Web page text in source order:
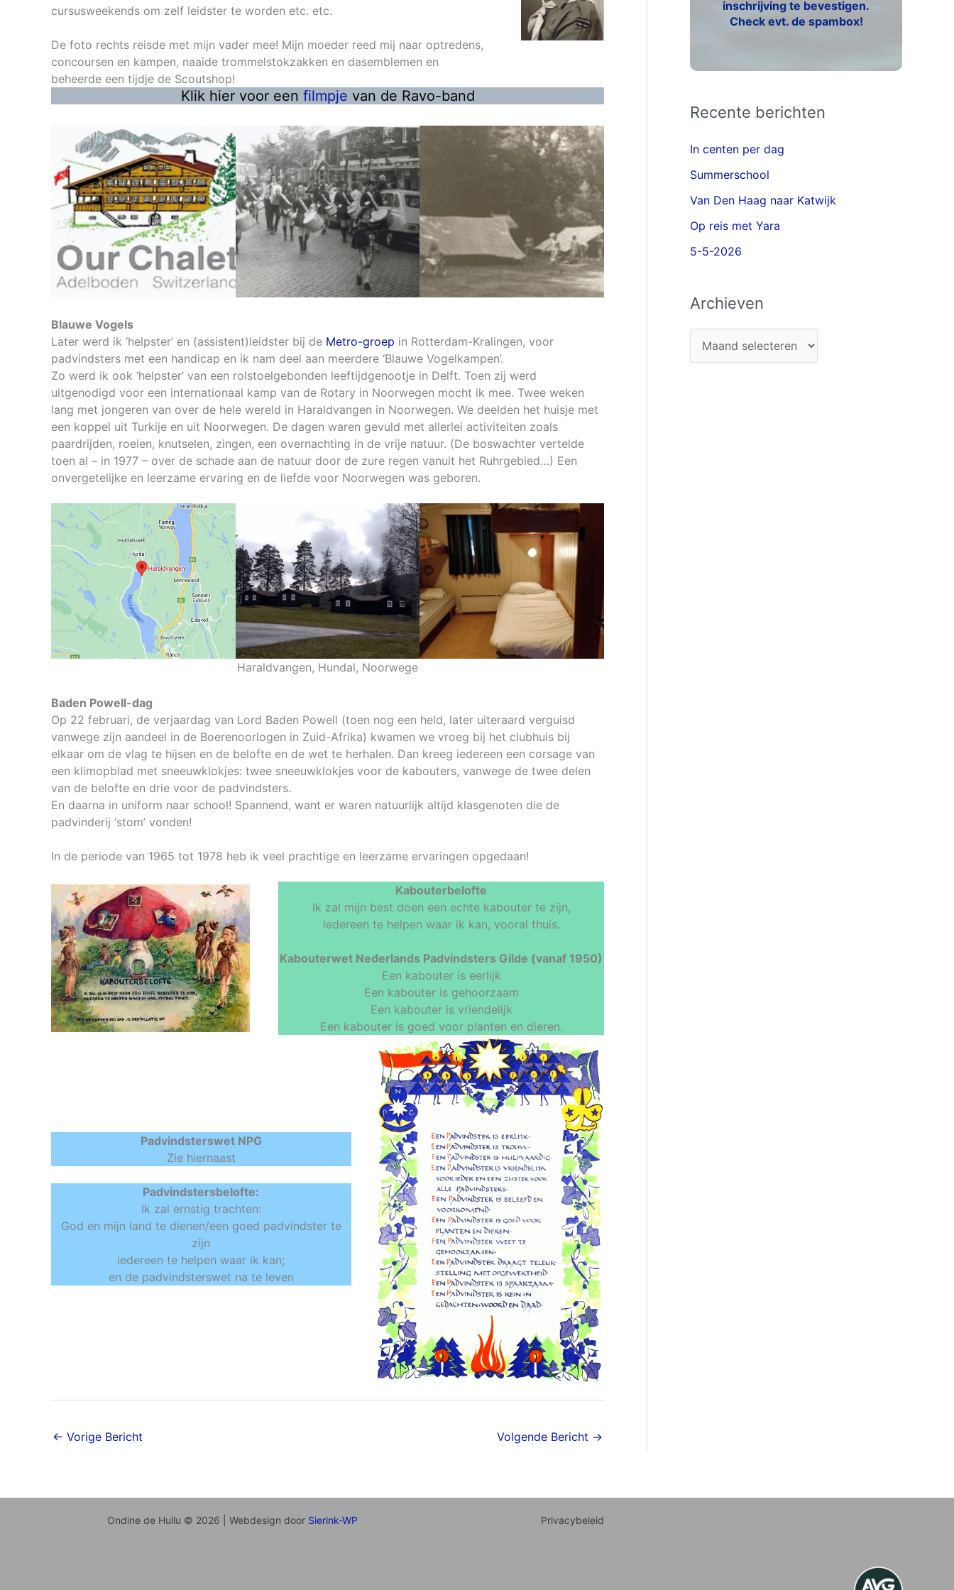
cursusweekends om zelf leidster te worden etc. etc.
De foto rechts reisde met mijn vader mee! Mijn moeder reed mij naar optredens,
concoursen en kampen, naaide trommelstokzakken en dasemblemen en
beheerde een tijdje de Scoutshop!
Klik hier voor een filmpje van de Ravo-band
Blauwe Vogels
Later werd ik ‘helpster’ en (assistent)leidster bij de Metro-groep in Rotterdam-Kralingen, voor
padvindsters met een handicap en ik nam deel aan meerdere ‘Blauwe Vogelkampen’.
Zo werd ik ook ‘helpster’ van een rolstoelgebonden leeftijdgenootje in Delft. Toen zij werd
uitgenodigd voor een internationaal kamp van de Rotary in Noorwegen mocht ik mee. Twee weken
lang met jongeren van over de hele wereld in Haraldvangen in Noorwegen. We deelden het huisje met
een koppel uit Turkije en uit Noorwegen. De dagen waren gevuld met allerlei activiteiten zoals
paardrijden, roeien, knutselen, zingen, een overnachting in de vrije natuur. (De boswachter vertelde
toen al – in 1977 – over de schade aan de natuur door de zure regen vanuit het Ruhrgebied…) Een
onvergetelijke en leerzame ervaring en de liefde voor Noorwegen was geboren.
Haraldvangen, Hundal, Noorwege
Baden Powell-dag
Op 22 februari, de verjaardag van Lord Baden Powell (toen nog een held, later uiteraard verguisd
vanwege zijn aandeel in de Boerenoorlogen in Zuid-Afrika) kwamen we vroeg bij het clubhuis bij
elkaar om de vlag te hijsen en de belofte en de wet te herhalen. Dan kreeg iedereen een corsage van
een klimopblad met sneeuwklokjes: twee sneeuwklokjes voor de kabouters, vanwege de twee delen
van de belofte en drie voor de padvindsters.
En daarna in uniform naar school! Spannend, want er waren natuurlijk altijd klasgenoten die de
padvinderij ‘stom’ vonden!
In de periode van 1965 tot 1978 heb ik veel prachtige en leerzame ervaringen opgedaan!
Kabouterbelofte
Ik zal mijn best doen een echte kabouter te zijn,
iedereen te helpen waar ik kan, vooral thuis.
Kabouterwet Nederlands Padvindsters Gilde (vanaf 1950)
Een kabouter is eerlijk
Een kabouter is gehoorzaam
Een kabouter is vriendelijk
Een kabouter is goed voor planten en dieren.
Padvindsterswet NPG
Zie hiernaast
Padvindstersbelofte:
Ik zal ernstig trachten:
God en mijn land te dienen/een goed padvindster te
zijn
iedereen te helpen waar ik kan;
en de padvindsterswet na te leven
← Vorige Bericht Volgende Bericht →
inschrijving te bevestigen.
Check evt. de spambox!
Recente berichten
In centen per dag
Summerschool
Van Den Haag naar Katwijk
Op reis met Yara
5-5-2026
Archieven
Ondine de Hullu © 2026 | Webdesign door Sierink-WP Privacybeleid